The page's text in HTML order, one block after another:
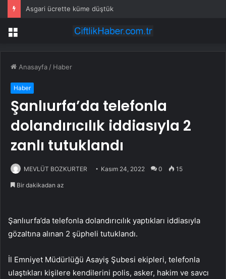
Asgari ücrette küme düştük
Menü
Anasayfa / Haber
Haber
Şanlıurfa’da telefonla
dolandırıcılık iddiasıyla 2
zanlı tutuklandı
MEVLÜT BOZKURTER Kasım 24, 2022 0 15
Bir dakikadan az
Şanlıurfa’da telefonla dolandırıcılık yaptıkları iddiasıyla
gözaltına alınan 2 şüpheli tutuklandı.
İl Emniyet Müdürlüğü Asayiş Şubesi ekipleri, telefonla
ulaştıkları kişilere kendilerini polis, asker, hakim ve savcı